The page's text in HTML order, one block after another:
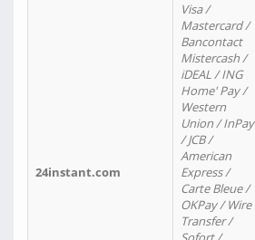
24instant.com
Visa /
Mastercard /
Bancontact
Mistercash /
iDEAL / ING
Home' Pay /
Western
Union / InPay
/ JCB /
American
Express /
Carte Bleue /
OKPay / Wire
Transfer /